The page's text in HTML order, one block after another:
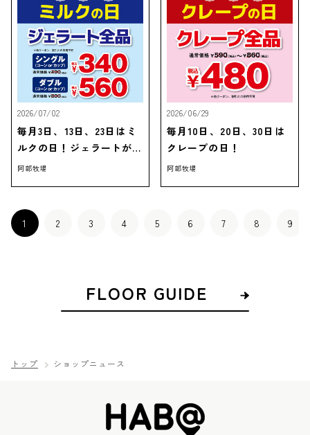
2026/07/02
毎月3日、13日、23日はミ
ルクの日！ジェラートがお
得！
阿部牧場
2026/06/29
毎月10日、20日、30日は
クレープの日！
阿部牧場
1 2 3 4 5 6 7 8 9
FLOOR GUIDE
トップ ショップニュース